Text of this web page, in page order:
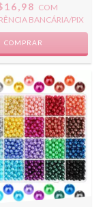
COM
BANCÁRIA/PIX
COMPRAR